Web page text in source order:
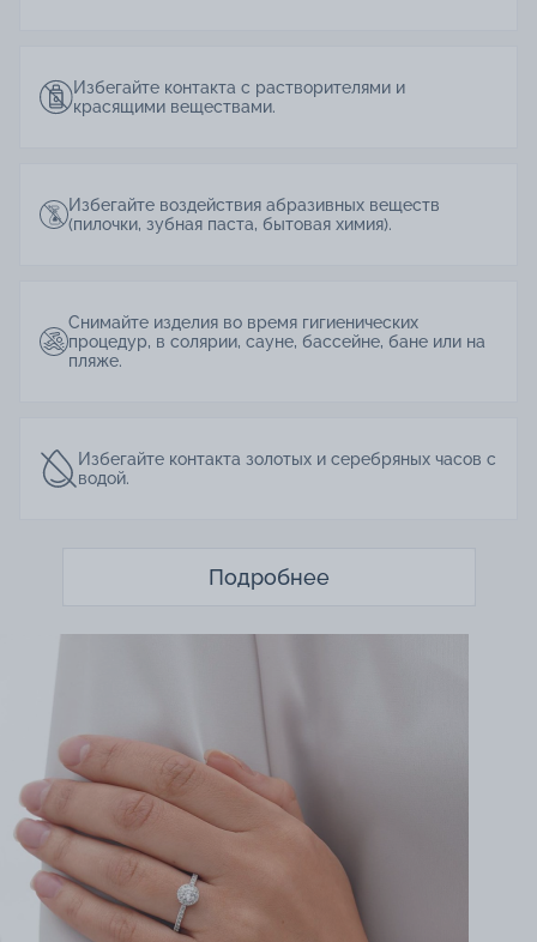
Избегайте контакта с растворителями и
красящими веществами.
Избегайте воздействия абразивных веществ
(пилочки, зубная паста, бытовая химия).
Снимайте изделия во время гигиенических
процедур, в солярии, сауне, бассейне, бане или на
пляже.
Избегайте контакта золотых и серебряных часов с
водой.
Подробнее